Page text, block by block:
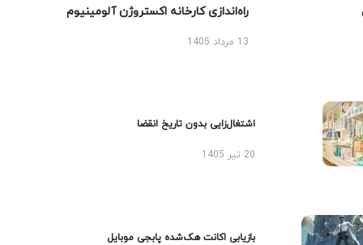
راه‌اندازی کارخانه اکستروژن آلومینیوم
13 مرداد 1405
اشتغال‌زایی بدون تاریخ انقضا
20 تیر 1405
بازیابی اکانت هک‌شده پابجی موبایل